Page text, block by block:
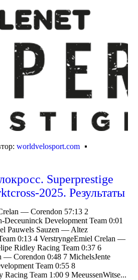
worldvelosport.com
Superprestige
2025. Результаты
— Corendon 57:13 2
Deceuninck Development Team 0:01
Pauwels Sauzen — Altez
0:13 4 VerstryngeEmiel Crelan —
Ridley Racing Team 0:37 6
— Corendon 0:48 7 MichelsJente
Team 0:55 8
Team 1:00 9 MeeussenWitse...